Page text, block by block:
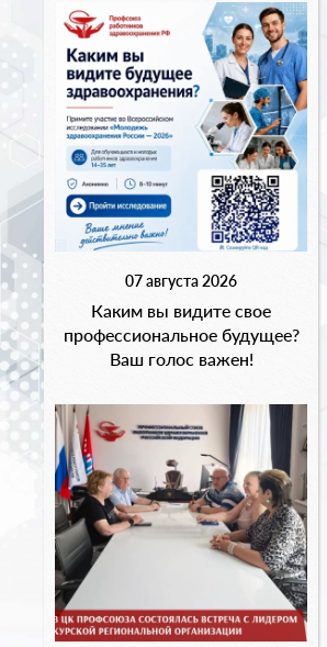
07 августа 2026
Каким вы видите свое
профессиональное будущее?
Ваш голос важен!